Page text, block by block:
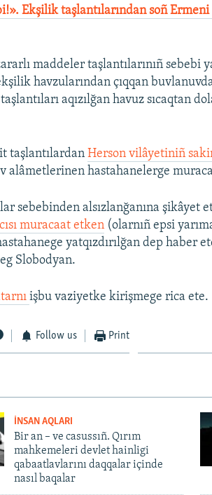
Ekşilik taşlantılarından soñ Ermeni
maddeler taşlantılarınıñ sebebi
havzularından çıqqan
aqızılğan havuz sıcaqtan
taşlantılardanHerson vilâyetiniñ
alâmetlerinen hastahanelerge
sebebinden alsızlanğanına şikâyet
muracaat etken (olarnıñ epsi
yatqızdırılğan dep haber
Slobodyan.
işbu vaziyetke kirişmege rica ete.
Follow us Print
İNSAN AQLARI
Bir an – ve casussıñ. Qırım
mahkemeleri devlet hainligi
qabaatlavlarını daqqalar içinde
nasıl baqalar